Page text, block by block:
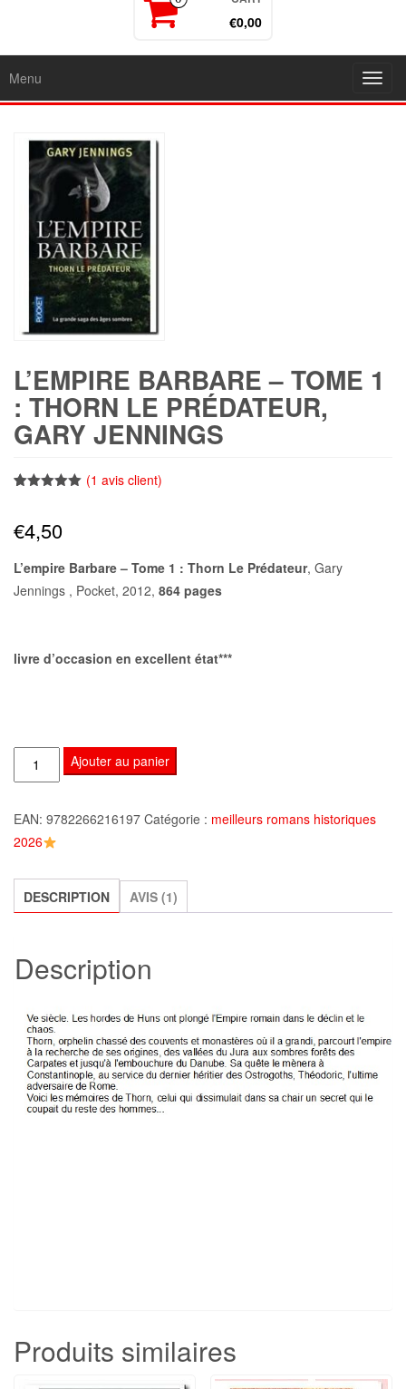
€0,00
Menu
L’EMPIRE BARBARE – TOME 1
: THORN LE PRÉDATEUR,
GARY JENNINGS
basé sur
notation
(1 avis client)
€4,50
L’empire Barbare – Tome 1 : Thorn Le Prédateur, Gary
Jennings , Pocket, 2012, 864 pages
livre d’occasion en excellent état***
quantité
de
Barbare
-
:
Le
Prédateur,
Jennings
Ajouter au panier
EAN: 9782266216197 Catégorie : meilleurs romans historiques
2026
DESCRIPTION AVIS (1)
Description
Produits similaires